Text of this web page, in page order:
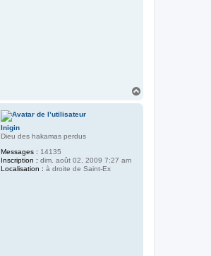
Inigin
Dieu des hakamas perdus
Messages : 14135
Inscription : dim. août 02, 2009 7:27 am
Localisation : à droite de Saint-Ex